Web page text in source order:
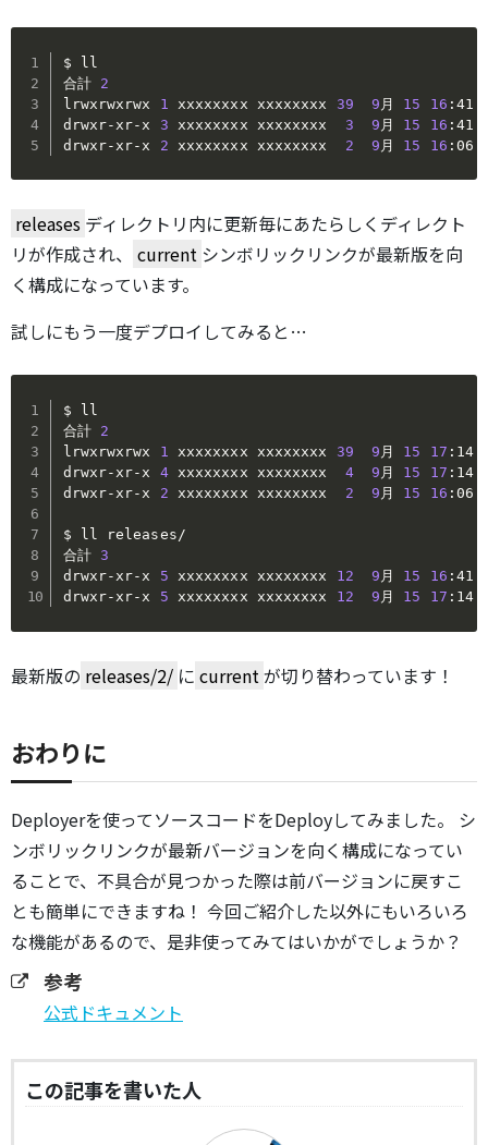
$ ll
合計 2
lrwxrwxrwx 1 xxxxxxxx xxxxxxxx 39 9 月 15 16 :41
drwxr-xr-x 3 xxxxxxxx xxxxxxxx 3 9 月 15 16 :41
drwxr-xr-x 2 xxxxxxxx xxxxxxxx 2 9 月 15 16 :06
releases ディレクトリ内に更新毎にあたらしくディレクト
リが作成され、 current シンボリックリンクが最新版を向
く構成になっています。
試しにもう一度デプロイしてみると…
$ ll
合計 2
lrwxrwxrwx 1 xxxxxxxx xxxxxxxx 39 9 月 15 17 :14
drwxr-xr-x 4 xxxxxxxx xxxxxxxx 4 9 月 15 17 :14
drwxr-xr-x 2 xxxxxxxx xxxxxxxx 2 9 月 15 16 :06
$ ll releases/
合計 3
drwxr-xr-x 5 xxxxxxxx xxxxxxxx 12 9 月 15 16 :41
drwxr-xr-x 5 xxxxxxxx xxxxxxxx 12 9 月 15 17 :14
最新版の releases/2/ に current が切り替わっています！
おわりに
Deployerを使ってソースコードをDeployしてみました。 シ
ンボリックリンクが最新バージョンを向く構成になってい
ることで、不具合が見つかった際は前バージョンに戻すこ
とも簡単にできますね！ 今回ご紹介した以外にもいろいろ
な機能があるので、是非使ってみてはいかがでしょうか？
参考
公式ドキュメント
この記事を書いた人